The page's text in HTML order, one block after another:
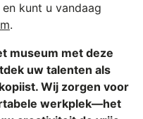
kunt u vandaag
.
museum met deze
uw talenten als
Wij zorgen voor
werkplek—het